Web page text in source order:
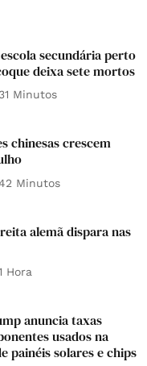
secundária perto
deixa sete mortos
31 Minutos
chinesas crescem
Minutos
alemã dispara nas
Hora
anuncia taxas
usados na
painéis solares e chips